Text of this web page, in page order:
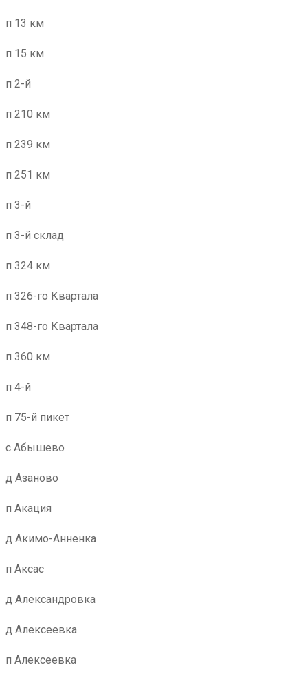
п 13 км
п 15 км
п 2-й
п 210 км
п 239 км
п 251 км
п 3-й
п 3-й склад
п 324 км
п 326-го Квартала
п 348-го Квартала
п 360 км
п 4-й
п 75-й пикет
с Абышево
д Азаново
п Акация
д Акимо-Анненка
п Аксас
д Александровка
д Алексеевка
п Алексеевка